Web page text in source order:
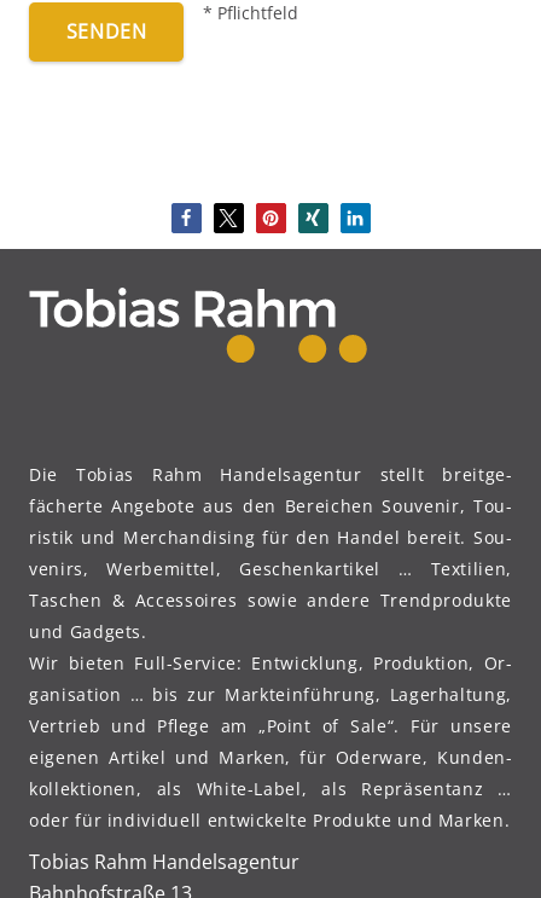
* Pflicht­feld
Die Tobi­as Rahm Handels­agentur stellt breit­ge­
fächerte An­ge­bote aus den Be­reichen Sou­ve­nir, Tou­
ris­tik und Mer­chan­dising für den Han­del bereit. Sou­
ve­nirs, Werbe­mittel, Geschenk­artikel … Tex­ti­li­en,
Taschen & Acces­soires sowie ande­re Trend­pro­dukte
und Gadgets.
Wir bie­ten Full-Ser­vice: Ent­wick­lung, Pro­duk­tion, Or­
ga­ni­sation … bis zur Markt­ein­führung, Lager­haltung,
Ver­trieb und Pfle­ge am „Point of Sale“. Für unse­re
eige­nen Arti­kel und Mar­ken, für Oder­ware, Kunden­
kollektionen, als White-Label, als Re­präsentanz …
oder für in­di­vi­duell ent­wi­ckel­te Pro­duk­te und Marken.
Tobi­as Rahm Handelsagentur